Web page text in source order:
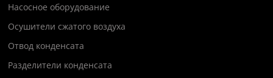
Насосное оборудование
Осушители сжатого воздуха
Отвод конденсата
Разделители конденсата